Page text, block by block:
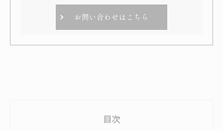
お問い合わせはこちら
目次